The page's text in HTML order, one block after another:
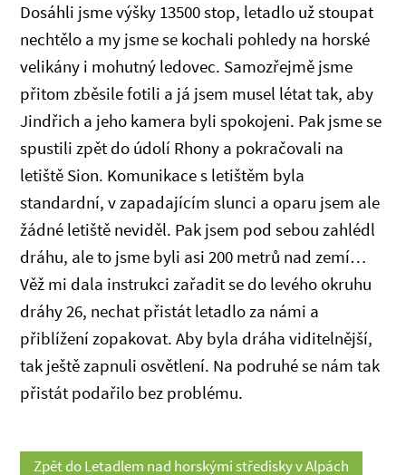
Dosáhli jsme výšky 13500 stop, letadlo už stoupat
nechtělo a my jsme se kochali pohledy na horské
velikány i mohutný ledovec. Samozřejmě jsme
přitom zběsile fotili a já jsem musel létat tak, aby
Jindřich a jeho kamera byli spokojeni. Pak jsme se
spustili zpět do údolí Rhony a pokračovali na
letiště Sion. Komunikace s letištěm byla
standardní, v zapadajícím slunci a oparu jsem ale
žádné letiště neviděl. Pak jsem pod sebou zahlédl
dráhu, ale to jsme byli asi 200 metrů nad zemí…
Věž mi dala instrukci zařadit se do levého okruhu
dráhy 26, nechat přistát letadlo za námi a
přiblížení zopakovat. Aby byla dráha viditelnější,
tak ještě zapnuli osvětlení. Na podruhé se nám tak
přistát podařilo bez problému.
Zpět do Letadlem nad horskými středisky v Alpách